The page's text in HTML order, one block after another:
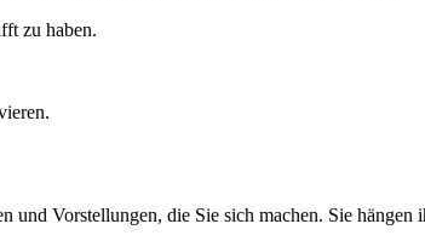
zu haben.
Vorstellungen, die Sie sich machen. Sie